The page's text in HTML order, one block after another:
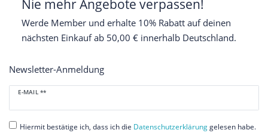
Nie mehr Angebote verpassen!
Werde Member und erhalte 10% Rabatt auf deinen
nächsten Einkauf ab 50,00 € innerhalb Deutschland.
Newsletter-Anmeldung
E-MAIL **
Newsletter
Honig
Hiermit bestätige ich, dass ich die Daten­schutz­erklärunggelesen habe.